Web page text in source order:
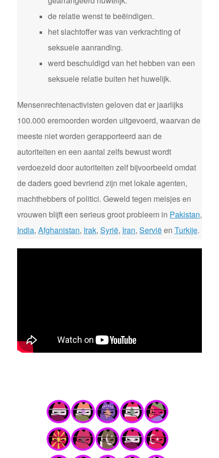
de relatie wenst te beëindigen.
het slachtoffer was van verkrachting of
seksuele aanranding.
werd beschuldigd van het hebben van een
seksuele relatie buiten het huwelijk.
Mensenrechtenactivisten geloven dat er jaarlijks
100.000 eremoorden worden uitgevoerd, waarvan de
meeste niet worden gerapporteerd aan de
autoriteiten en een aantal zelfs bewust wordt
verdoezeld door autoriteiten zelf bijvoorbeeld omdat
de daders goed bevriend zijn met lokale agenten,
machthebbers of politici. Geweld tegen meisjes en
vrouwen blijft een serieus groot probleem in Pakistan,
India, Afghanistan, Irak, Syrië, Iran, Serviëen Turkije.